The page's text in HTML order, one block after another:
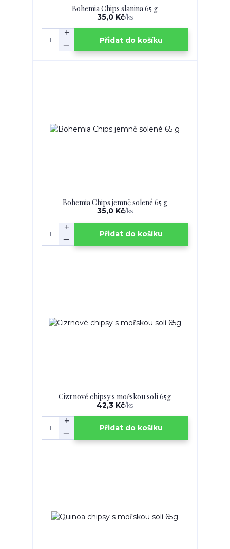
Bohemia Chips slanina 65 g
35,0 Kč/ks
Přidat do košíku
Bohemia Chips jemně solené 65 g
35,0 Kč/ks
Přidat do košíku
Cizrnové chipsy s mořskou solí 65g
42,3 Kč/ks
Přidat do košíku